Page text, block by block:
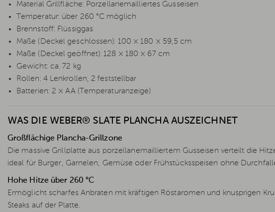
Material Grillfläche: Porzellanemailliertes Gusseisen
Temperatur: über 260 °C möglich
Brennstoff: Flüssiggas
Maße (Deckel geschlossen): 100 × 180 × 59,5 cm
Maße (Deckel geöffnet): 128 × 180 × 67 cm
Gewicht: ca. 72 kg
Rollen: 4 Lenkrollen, 2 feststellbar
Batterien: 2 × AA (Temperaturanzeige)
WAS DIE WEBER® SLATE PLANCHA AUSZEICHNET
Großflächige Plancha-Grillzone
Die massive Grillplatte aus porzellanemailliertem Gusseisen verteilt die
ideal für Burger, Garnelen, Gemüse oder Frühstücksspeisen ohne
Hohe Hitze über 260 °C
Ermöglicht scharfes Anbraten mit kräftigen Röstaromen und knusprigen
Steaks auf der Platte.